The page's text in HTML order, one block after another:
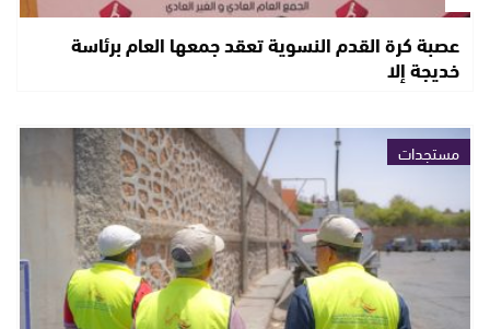
عصبة كرة القدم النسوية تعقد جمعها العام برئاسة
خديجة إلا
مستجدات